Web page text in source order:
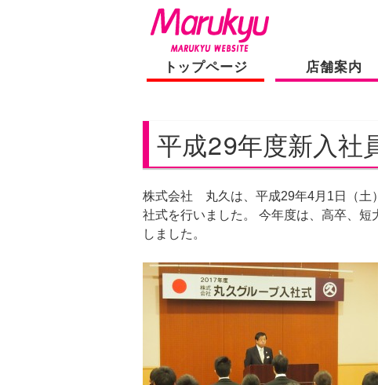
トップページ 店舗案内
平成29年度新入社
株式会社 丸久は、平成29年4月1日（土
社式を行いました。 今年度は、高卒、
しました。